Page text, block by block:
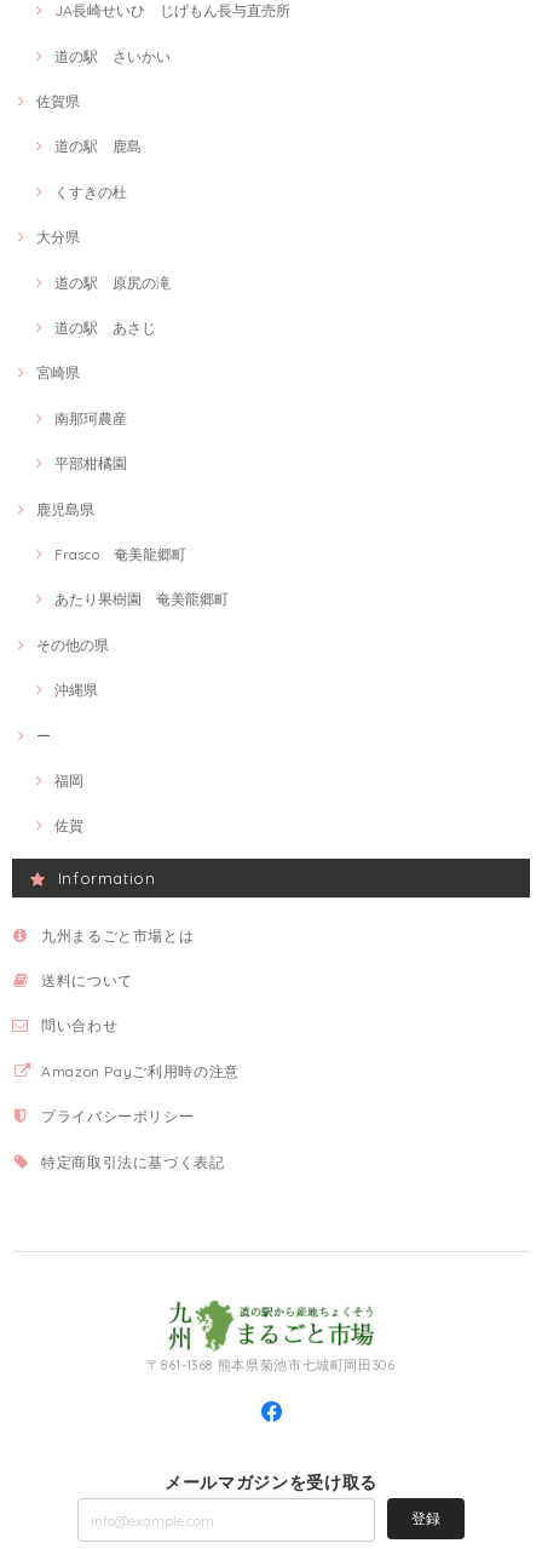
JA長崎せいひ じげもん長与直売所
道の駅 さいかい
佐賀県
道の駅 鹿島
くすきの杜
大分県
道の駅 原尻の滝
道の駅 あさじ
宮崎県
南那珂農産
平部柑橘園
鹿児島県
Frasco 奄美龍郷町
あたり果樹園 奄美龍郷町
その他の県
沖縄県
ー
福岡
佐賀
Information
九州まるごと市場とは
送料について
問い合わせ
Amazon Payご利用時の注意
プライバシーポリシー
特定商取引法に基づく表記
〒861-1368 熊本県菊池市七城町岡田306
メールマガジンを受け取る
登録